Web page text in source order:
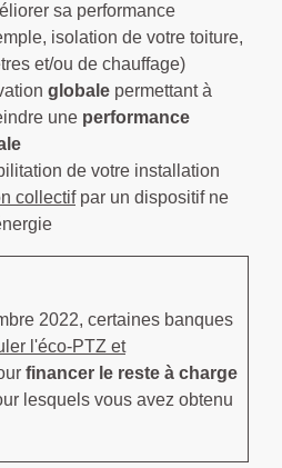
sa performance
isolation de votre toiture,
et/ou de chauffage)
globale permettant à
une performance
de votre installation
collectifpar un dispositif ne
2022, certaines banques
l'éco-PTZ et
financer le reste à charge
lesquels vous avez obtenu